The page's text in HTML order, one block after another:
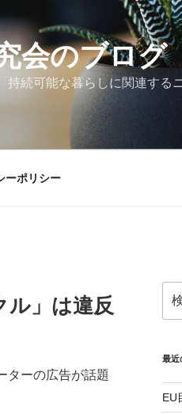
会のブログ
持続可能な暮らしに関連する
ーポリシー
ル」は違反
ターの広告が話題
索:
最近
EU